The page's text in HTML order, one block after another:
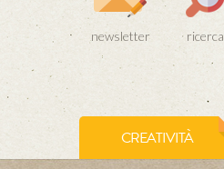
newsletter ricerca
CREATIVITÀ